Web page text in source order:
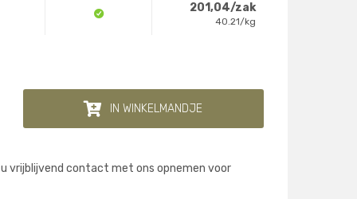
201,04/zak
40.21/kg
IN WINKELMANDJE
vrijblijvend contact met ons opnemen voor